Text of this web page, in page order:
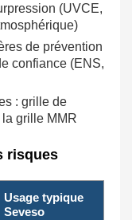
(UVCE,
de prévention
confiance (ENS,
: grille de
grille MMR
risques
Usage typique
Seveso